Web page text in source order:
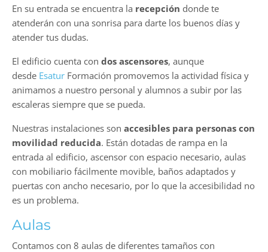
En su entrada se encuentra la recepción donde te
atenderán con una sonrisa para darte los buenos días y
atender tus dudas.
El edificio cuenta con dos ascensores, aunque
desde Esatur Formación promovemos la actividad física y
animamos a nuestro personal y alumnos a subir por las
escaleras siempre que se pueda.
Nuestras instalaciones son accesibles para personas con
movilidad reducida. Están dotadas de rampa en la
entrada al edificio, ascensor con espacio necesario, aulas
con mobiliario fácilmente movible, baños adaptados y
puertas con ancho necesario, por lo que la accesibilidad no
es un problema.
Aulas
Contamos con 8 aulas de diferentes tamaños con